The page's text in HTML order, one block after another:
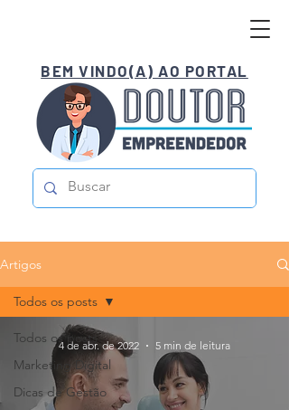
BEM VINDO(A) AO PORTAL
Artigos
Todos os posts
Marketing Digital
Dicas de Gestão
Todos os posts
4 de abr. de 2022 5 min de leitura